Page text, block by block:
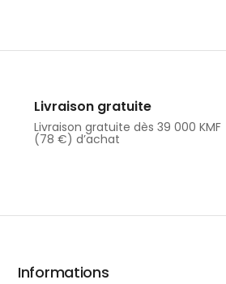
Livraison gratuite
Livraison gratuite dès 39 000 KMF
(78 €) d’achat
Informations